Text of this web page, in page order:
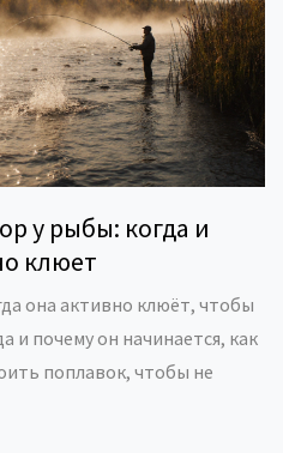
у рыбы: когда и
клюет
она активно клюёт, чтобы
и почему он начинается, как
поплавок, чтобы не